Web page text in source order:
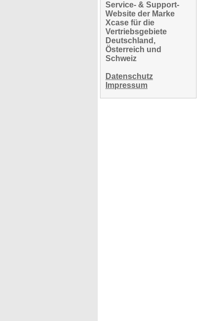
Service- & Support-
Website der Marke
Xcase für die
Vertriebsgebiete
Deutschland,
Österreich und
Schweiz
Datenschutz
Impressum